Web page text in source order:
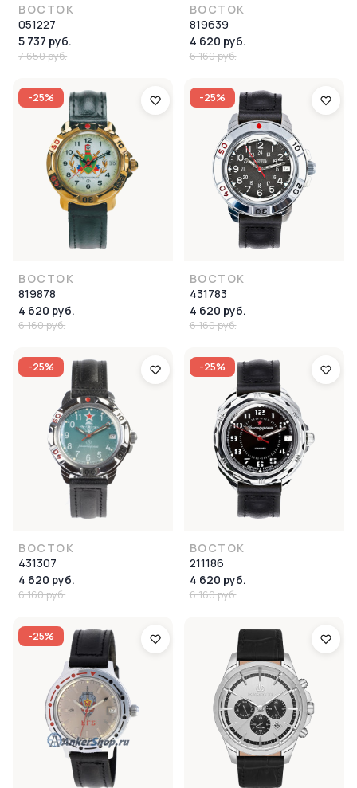
ВОСТОК
051227
5 737 руб.
7 650 руб.
ВОСТОК
819639
4 620 руб.
6 160 руб.
-25%
ВОСТОК
819878
4 620 руб.
6 160 руб.
-25%
ВОСТОК
431783
4 620 руб.
6 160 руб.
-25%
ВОСТОК
431307
4 620 руб.
6 160 руб.
-25%
ВОСТОК
211186
4 620 руб.
6 160 руб.
-25%